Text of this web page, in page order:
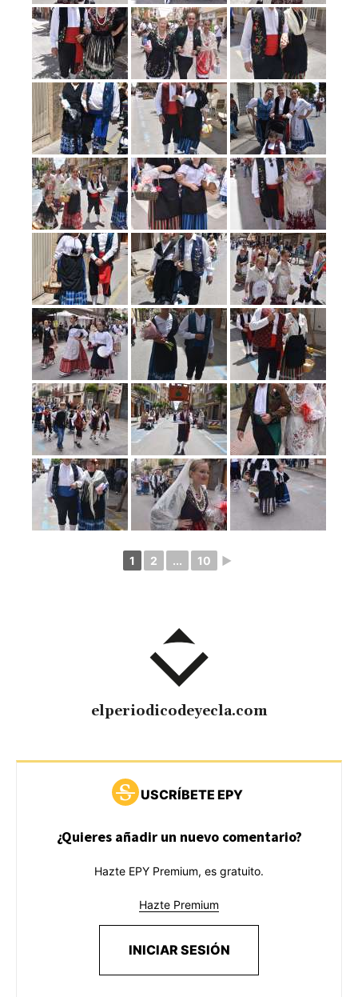
1 2 ... 10 ►
elperiodicodeyecla.com
USCRÍBETE EPY
¿Quieres añadir un nuevo comentario?
Hazte EPY Premium, es gratuito.
Hazte Premium
INICIAR SESIÓN